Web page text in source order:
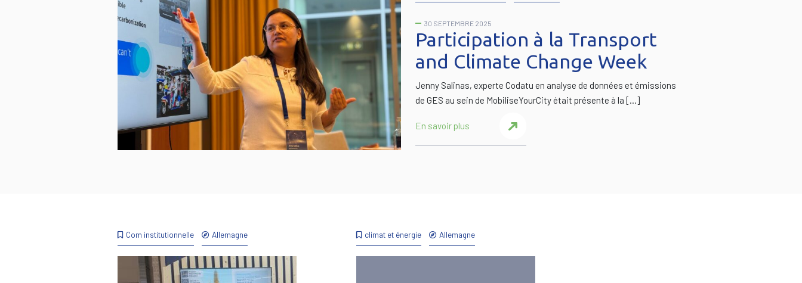
30 SEPTEMBRE 2025
Participation à la Transport
and Climate Change Week
Jenny Salinas, experte Codatu en analyse de données et émissions
de GES au sein de MobiliseYourCity était présente à la […]
En savoir plus
Com institutionnelle Allemagne climat et énergie Allemagne